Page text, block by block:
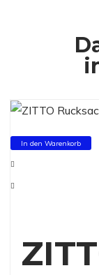
In den Warenkorb